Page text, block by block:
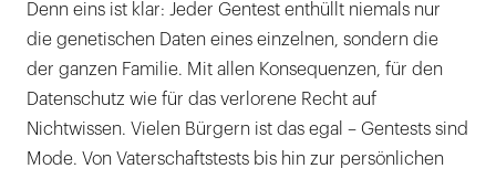
Denn eins ist klar: Jeder Gentest enthüllt niemals nur
die genetischen Daten eines einzelnen, sondern die
der ganzen Familie. Mit allen Konsequenzen, für den
Datenschutz wie für das verlorene Recht auf
Nichtwissen. Vielen Bürgern ist das egal – Gentests sind
Mode. Von Vaterschaftstests bis hin zur persönlichen